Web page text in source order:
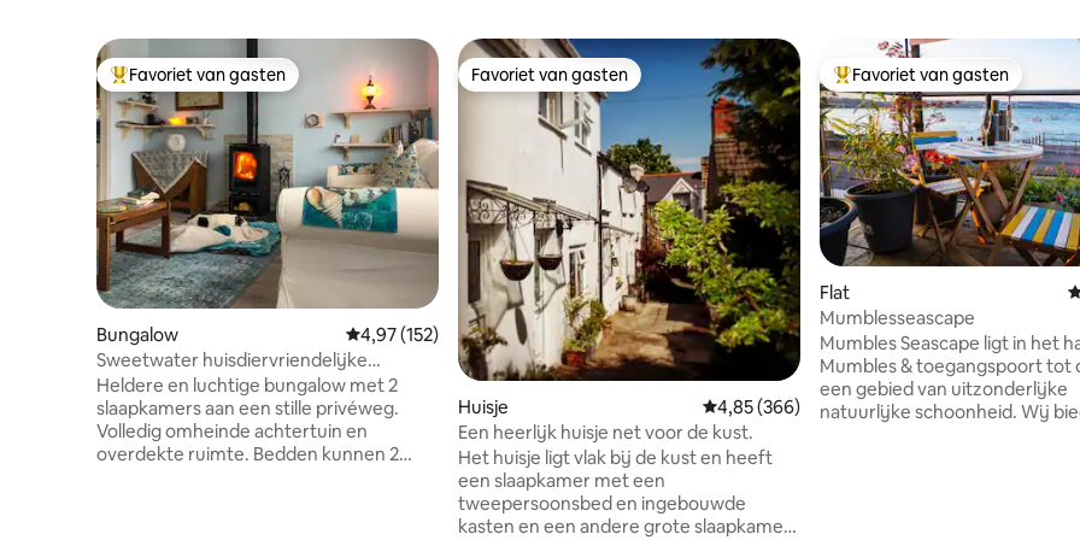
Topfavoriet van gasten
Favoriet van gasten
Bungalow Gemiddelde beoordeling van 4,97 op 5, 152 recensies
4,97 (152)
Sweetwater huisdiervriendelijke
bungalow met twee slaapkamers
Heldere en luchtige bungalow met 2
slaapkamers aan een stille privéweg.
Volledig omheinde achtertuin en
overdekte ruimte. Bedden kunnen 2
Favoriet van gasten
Favoriet van gasten
Huisje Gemiddelde beoordeling van 4,85 op 5, 366
4,85 (366)
Een heerlijk huisje net voor de kust.
Het huisje ligt vlak bij de kust en heeft
een slaapkamer met een
tweepersoonsbed en ingebouwde
kasten en een andere grote slaapkamer
Topfavoriet van gasten
Favoriet van gasten
Flat
Mumblesseascape
Mumbles Seascape ligt in het
Mumbles & toegangspoort tot de Gower,
een gebied van uitzonderlijke
natuurlijke schoonheid. Wij